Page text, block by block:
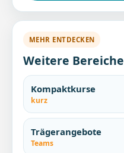
MEHR ENTDECKEN
Weitere Bereiche
Kompaktkurse
kurz
Trägerangebote
Teams